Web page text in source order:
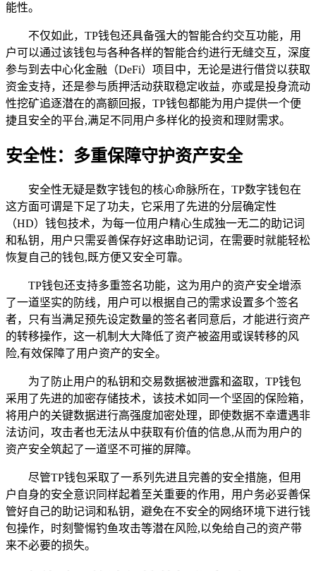
能性。
不仅如此，TP钱包还具备强大的智能合约交互功能，用
户可以通过该钱包与各种各样的智能合约进行无缝交互，深度
参与到去中心化金融（DeFi）项目中，无论是进行借贷以获取
资金支持，还是参与质押活动获取稳定收益，亦或是投身流动
性挖矿追逐潜在的高额回报，TP钱包都能为用户提供一个便
捷且安全的平台,满足不同用户多样化的投资和理财需求。
安全性：多重保障守护资产安全
安全性无疑是数字钱包的核心命脉所在，TP数字钱包在
这方面可谓是下足了功夫，它采用了先进的分层确定性
（HD）钱包技术，为每一位用户精心生成独一无二的助记词
和私钥，用户只需妥善保存好这串助记词，在需要时就能轻松
恢复自己的钱包,既方便又安全可靠。
TP钱包还支持多重签名功能，这为用户的资产安全增添
了一道坚实的防线，用户可以根据自己的需求设置多个签名
者，只有当满足预先设定数量的签名者同意后，才能进行资产
的转移操作，这一机制大大降低了资产被盗用或误转移的风
险,有效保障了用户资产的安全。
为了防止用户的私钥和交易数据被泄露和盗取，TP钱包
采用了先进的加密存储技术，该技术如同一个坚固的保险箱，
将用户的关键数据进行高强度加密处理，即使数据不幸遭遇非
法访问，攻击者也无法从中获取有价值的信息,从而为用户的
资产安全筑起了一道坚不可摧的屏障。
尽管TP钱包采取了一系列先进且完善的安全措施，但用
户自身的安全意识同样起着至关重要的作用，用户务必妥善保
管好自己的助记词和私钥，避免在不安全的网络环境下进行钱
包操作，时刻警惕钓鱼攻击等潜在风险,以免给自己的资产带
来不必要的损失。